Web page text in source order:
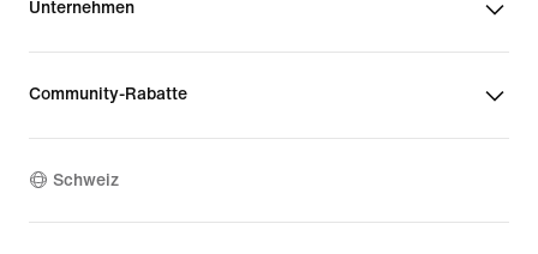
Unternehmen
Community-Rabatte
Schweiz